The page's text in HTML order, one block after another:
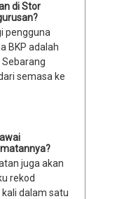
di Stor
pengguna
BKP adalah
semasa ke
juga akan
rekod
dalam satu